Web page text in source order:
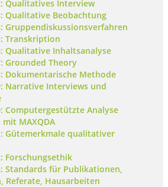
Qualitatives Interview
Qualitative Beobachtung
Gruppendiskussionsverfahren
Transkription
Qualitative Inhaltsanalyse
Grounded Theory
Dokumentarische Methode
Narrative Interviews und
Computergestützte Analyse
MAXQDA
Gütemerkmale qualitativer
Forschungsethik
Standards für Publikationen,
Referate, Hausarbeiten